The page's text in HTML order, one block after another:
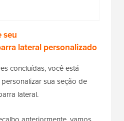
seu
lateral personalizado
concluídas, você está
sua seção de
lateral.